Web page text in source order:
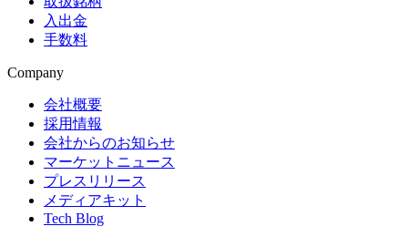
入出金
手数料
Company
会社概要
採用情報
会社からのお知らせ
マーケットニュース
プレスリリース
メディアキット
Tech Blog